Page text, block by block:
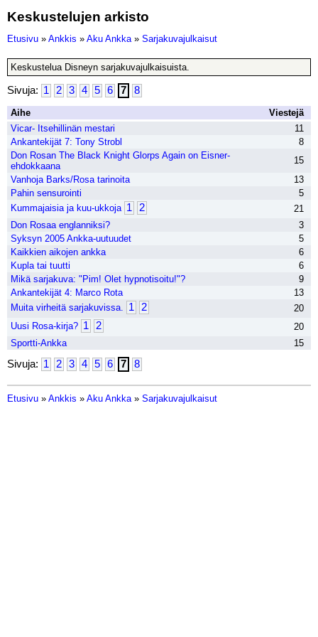
Keskustelujen arkisto
Etusivu » Ankkis » Aku Ankka » Sarjakuvajulkaisut
Keskustelua Disneyn sarjakuvajulkaisuista.
Sivuja: 1 2 3 4 5 6 7 8
Aihe
Viestejä
Vicar- Itsehillinän mestari
11
Ankantekijät 7: Tony Strobl
8
Don Rosan The Black Knight Glorps Again on Eisner-
ehdokkaana
15
Vanhoja Barks/Rosa tarinoita
13
Pahin sensurointi
5
Kummajaisia ja kuu-ukkoja 1 2
21
Don Rosaa englanniksi?
3
Syksyn 2005 Ankka-uutuudet
5
Kaikkien aikojen ankka
6
Kupla tai tuutti
6
Mikä sarjakuva: "Pim! Olet hypnotisoitu!"?
9
Ankantekijät 4: Marco Rota
13
Muita virheitä sarjakuvissa. 1 2
20
Uusi Rosa-kirja? 1 2
20
Sportti-Ankka
15
Sivuja: 1 2 3 4 5 6 7 8
Etusivu » Ankkis » Aku Ankka » Sarjakuvajulkaisut